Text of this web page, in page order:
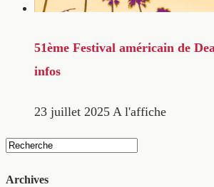
51ème Festival américain de
infos
23 juillet 2025 A l'affiche
Archives